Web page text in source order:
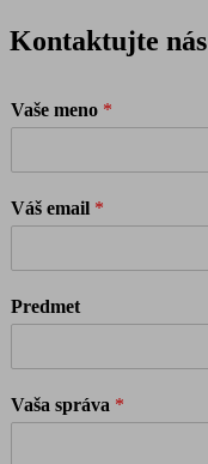
Kontaktujte nás
Vaše meno *
Váš email *
Predmet
Vaša správa *